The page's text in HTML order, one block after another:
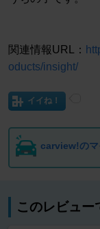
関連情報URL：
oducts/insight/
イイね！
carview!のマ
このレビュー